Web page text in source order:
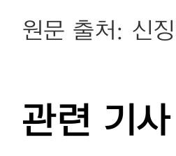
원문 출처: 신
관련 기사